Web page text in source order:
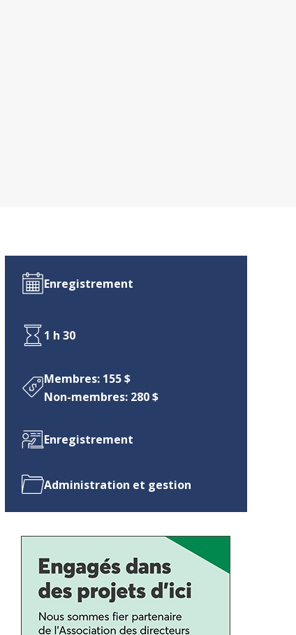
Enregistrement
1 h 30
Membres: 155 $
Non-membres: 280 $
Enregistrement
Administration et gestion